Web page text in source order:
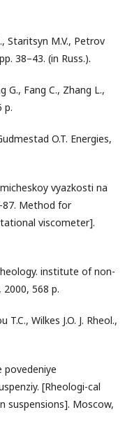
Staritsyn M.V., Petrov
38–43. (in Russ.).
G., Fang C., Zhang L.,
p.
O.T. Energies,
vyazkosti na
87. Method for
viscometer].
institute of non-
568 p.
Wilkes J.O. J. Rheol.,
povedeniye
[Rheologi-cal
suspensions]. Moscow,